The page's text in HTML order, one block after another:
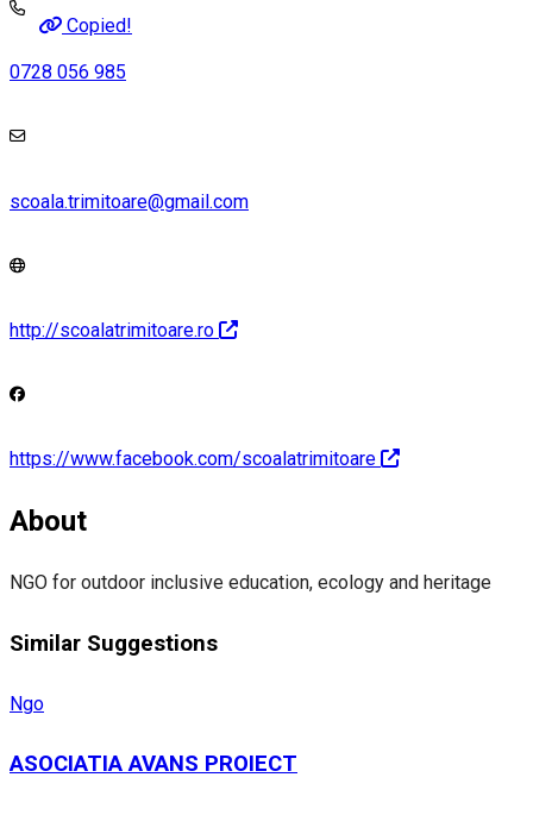
Copied!
0728 056 985
scoala.trimitoare@gmail.com
http://scoalatrimitoare.ro
https://www.facebook.com/scoalatrimitoare
About
NGO for outdoor inclusive education, ecology and heritage
Similar Suggestions
Ngo
ASOCIATIA AVANS PROIECT